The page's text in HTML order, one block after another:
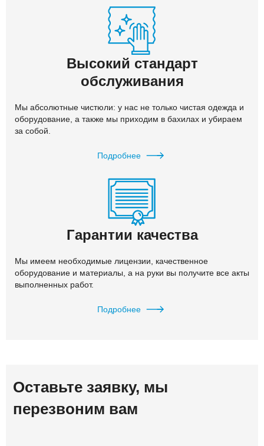
Высокий стандарт
обслуживания
Мы абсолютные чистюли: у нас не только чистая одежда и
оборудование, а также мы приходим в бахилах и убираем
за собой.
Подробнее
Гарантии качества
Мы имеем необходимые лицензии, качественное
оборудование и материалы, а на руки вы получите все акты
выполненных работ.
Подробнее
Оставьте заявку, мы
перезвоним вам